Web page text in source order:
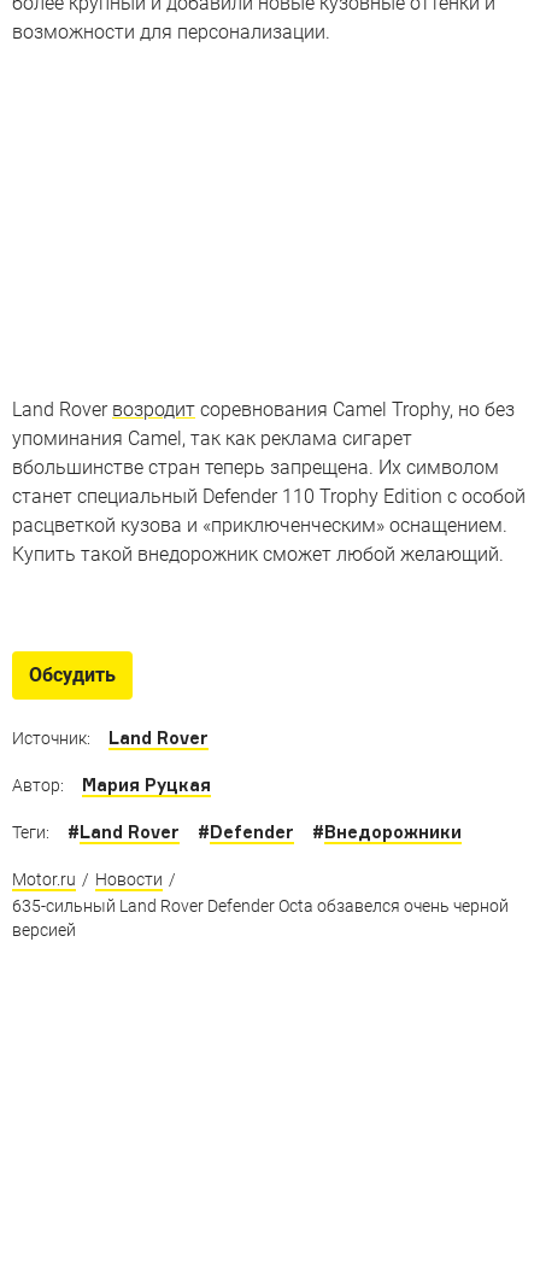
возможности для персонализации.
Land Rover возродит соревнования Camel Trophy, но без
упоминания Camel, так как реклама сигарет
вбольшинстве стран теперь запрещена. Их символом
станет специальный Defender 110 Trophy Edition с особой
расцветкой кузова и «приключенческим» оснащением.
Купить такой внедорожник сможет любой желающий.
Внедорожные модификации новых машин, на которых
не страшно съезжать с асфальта
Обсудить
Источник: Land Rover
Автор: Мария Руцкая
Теги: #Land Rover #Defender #Внедорожники
Motor.ru / Новости /
635-сильный Land Rover Defender Octa обзавелся очень черной
версией